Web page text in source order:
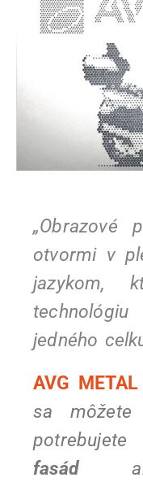
„Obrazové
otvormi v
jazykom,
jedného
AVG METAL
sa
potrebujete
fasád